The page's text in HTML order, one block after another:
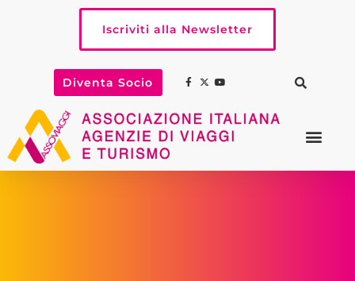
Iscriviti alla Newsletter
Diventa Socio